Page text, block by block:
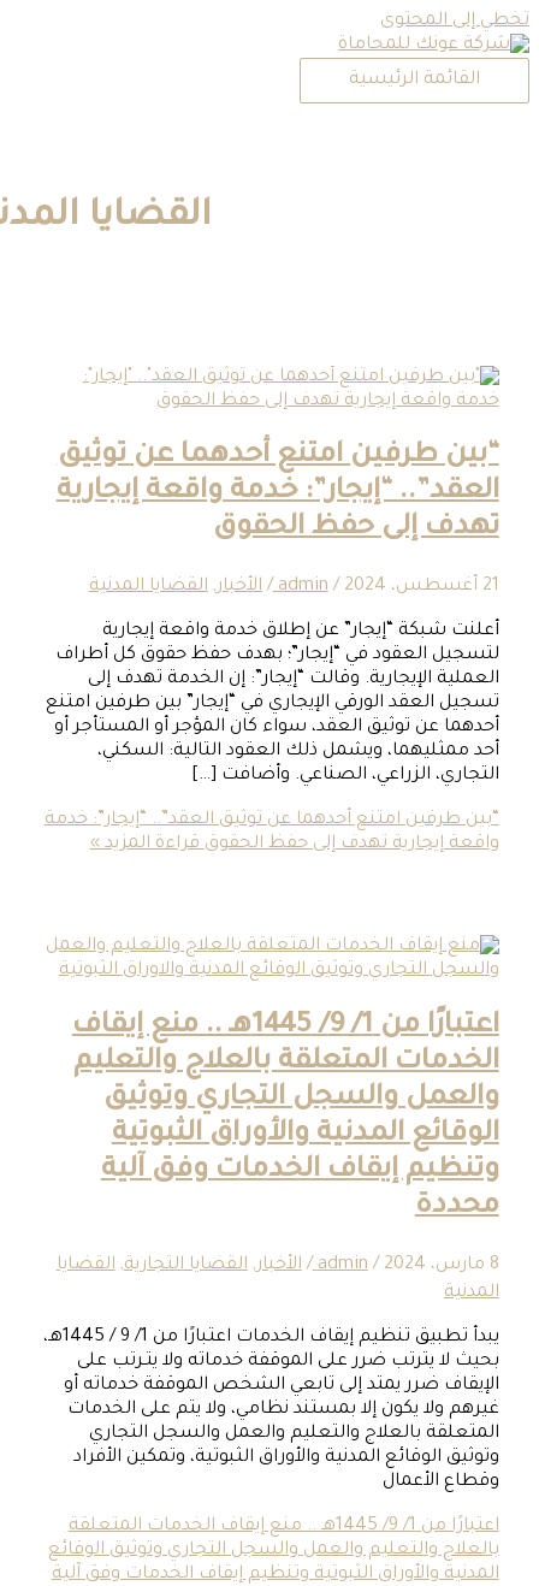
الرئيسية
القضايا المدنية
طرفين امتنع أحدهما عن توثيق
“إيجار”: خدمة واقعة إيجارية
إلى حفظ الحقوق
/
admin
/الأخبار,القضايا المدنية
“إيجار” عن إطلاق خدمة واقعة إيجارية
العقود في “إيجار”؛ بهدف حفظ حقوق كل أطراف
الإيجارية. وقالت “إيجار”: إن الخدمة تهدف إلى
الورقي الإيجاري في “إيجار” بين طرفين امتنع
توثيق العقد، سواء كان المؤجر أو المستأجر أو
ويشمل ذلك العقود التالية: السكني،
الزراعي، الصناعي. وأضافت […]
امتنع أحدهما عن توثيق العقد”.. “إيجار”: خدمة
تهدف إلى حفظ الحقوققراءة المزيد »
اعتبارًا من 1/ 9/ 1445هـ .. منع إيقاف
المتعلقة بالعلاج والتعليم
والسجل التجاري وتوثيق
المدنية والأوراق الثبوتية
إيقاف الخدمات وفق آلية
/
admin
/الأخبار,القضايا التجارية,القضايا
يبدأ تطبيق تنظيم إيقاف الخدمات اعتبارًا من 1/ 9 / 1445هـ،
يترتب ضرر على الموقفة خدماته ولا يتـرتب على
ضرر يمتد إلى تابعي الشخص الموقفة خدماته أو
يكون إلا بمستند نظامي، ولا يتم على الخدمات
بالعلاج والتعليم والعمل والسجل التجاري
المدنية والأوراق الثبوتية، وتمكين الأفراد
اعتبارًا من 1/ 9/ 1445هـ .. منع إيقاف الخدمات المتعلقة
والتعليم والعمل والسجل التجاري وتوثيق الوقائع
والأوراق الثبوتية وتنظيم إيقاف الخدمات وفق آلية